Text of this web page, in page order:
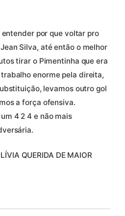
por que voltar pro
Silva, até então o melhor
tirar o Pimentinha que era
enorme pela direita,
levamos outro gol
a força ofensiva.
4 2 4 e não mais
QUERIDA DE MAIOR